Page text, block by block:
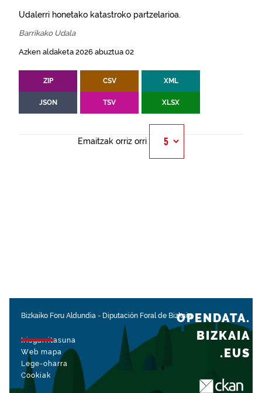
Udalerri honetako katastroko partzelarioa.
Barrikako Udala
Azken aldaketa 2026 abuztua 02
ZIP CSV XML
JSON TSV XLSX
Emaitzak orriz orri
Bizkaiko Foru Aldundia - Diputación Foral de Bizkaia
Irisgarritasuna
Web mapa
Lege-oharra
Cookiak
OPENDATA.
BIZKAIA
.EUS